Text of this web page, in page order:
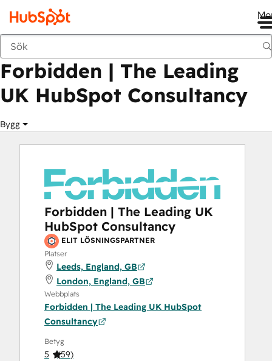
Marknadsplats Forbidden | The Leading UK HubSpot
Forbidden | The Leading
UK HubSpot Consultancy
Bygg
Forbidden | The Leading UK
HubSpot Consultancy
ELIT LÖSNINGSPARTNER
Platser
Leeds, England, GB
London, England, GB
Webbplats
Forbidden | The Leading UK HubSpot
Consultancy
Betyg
5 (59)